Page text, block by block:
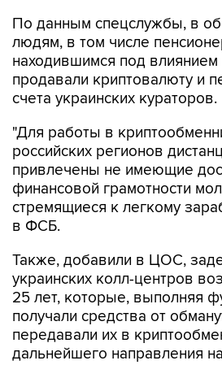
По данным спецслужбы, в
людям, в том числе
находившимся под
продавали криптовалюту и
счета украинских кураторов.
"Для работы в
российских регионов
привлечены не имеющие
финансовой грамотности
стремящиеся к легкому
в ФСБ.
Также, добавили в ЦОС,
украинских колл-центров
25 лет, которые, выполняя
получали средства от
передавали их в
дальнейшего направления